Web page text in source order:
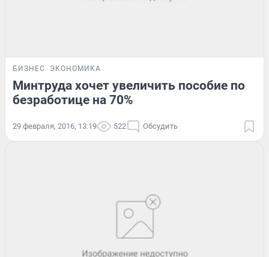
БИЗНЕС ЭКОНОМИКА
Минтруда хочет увеличить пособие по
безработице на 70%
29 февраля, 2016, 13:19 522 Обсудить